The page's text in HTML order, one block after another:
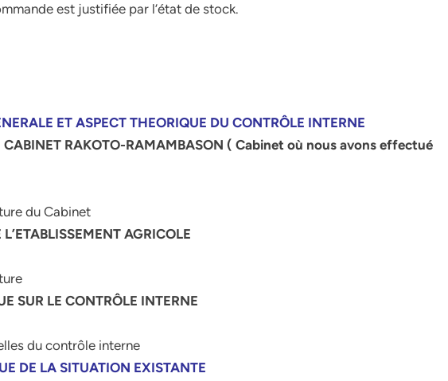
est justifiée par l’état de stock.
ET ASPECT THEORIQUE DU CONTRÔLE INTERNE
CABINET RAKOTO-RAMAMBASON ( Cabinet où nous avons effectué
du Cabinet
AGRICOLE
SUR LE CONTRÔLE INTERNE
du contrôle interne
DE LA SITUATION EXISTANTE